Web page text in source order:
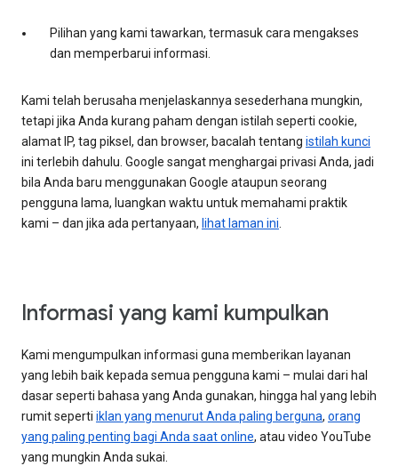
Pilihan yang kami tawarkan, termasuk cara mengakses
dan memperbarui informasi.
Kami telah berusaha menjelaskannya sesederhana mungkin,
tetapi jika Anda kurang paham dengan istilah seperti cookie,
alamat IP, tag piksel, dan browser, bacalah tentang istilah kunci
ini terlebih dahulu. Google sangat menghargai privasi Anda, jadi
bila Anda baru menggunakan Google ataupun seorang
pengguna lama, luangkan waktu untuk memahami praktik
kami – dan jika ada pertanyaan, lihat laman ini.
Informasi yang kami kumpulkan
Kami mengumpulkan informasi guna memberikan layanan
yang lebih baik kepada semua pengguna kami – mulai dari hal
dasar seperti bahasa yang Anda gunakan, hingga hal yang lebih
rumit seperti iklan yang menurut Anda paling berguna, orang
yang paling penting bagi Anda saat online, atau video YouTube
yang mungkin Anda sukai.